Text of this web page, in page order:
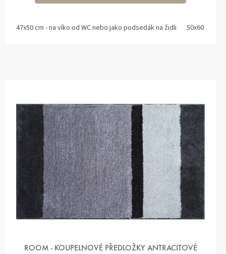
47x50 cm - na víko od WC nebo jako podsedák na židli 50x60 cm s
ROOM - KOUPELNOVÉ PŘEDLOŽKY ANTRACITOVÉ